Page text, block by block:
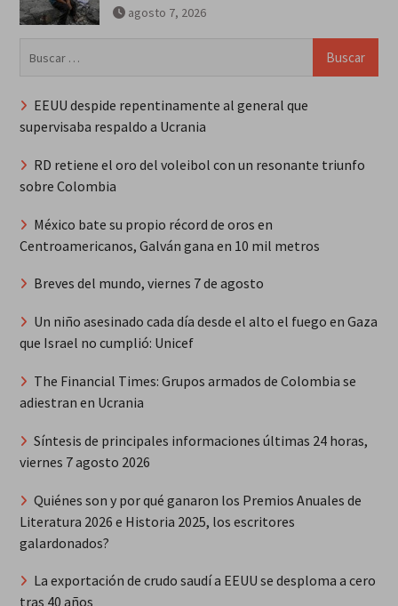
agosto 7, 2026
EEUU despide repentinamente al general que
supervisaba respaldo a Ucrania
RD retiene el oro del voleibol con un resonante triunfo
sobre Colombia
México bate su propio récord de oros en
Centroamericanos, Galván gana en 10 mil metros
Breves del mundo, viernes 7 de agosto
Un niño asesinado cada día desde el alto el fuego en Gaza
que Israel no cumplió: Unicef
The Financial Times: Grupos armados de Colombia se
adiestran en Ucrania
Síntesis de principales informaciones últimas 24 horas,
viernes 7 agosto 2026
Quiénes son y por qué ganaron los Premios Anuales de
Literatura 2026 e Historia 2025, los escritores
galardonados?
La exportación de crudo saudí a EEUU se desploma a cero
tras 40 años